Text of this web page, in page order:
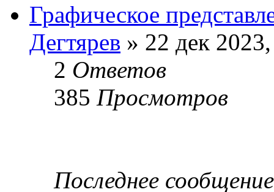
Графическое
Дегтярев » 22 дек
2 Ответов
385 Просмотров
Последнее